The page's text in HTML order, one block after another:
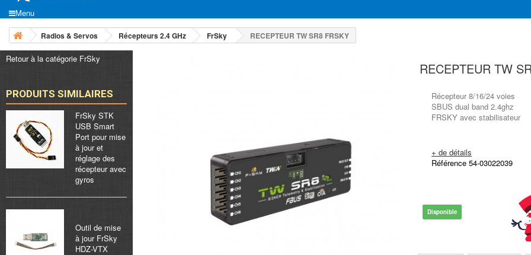
Menu
Radios & Servos Récepteurs 2.4 GHz FrSky RECEPTEUR TW SR8 FRSKY
Retour à la catégorie FrSky
PRODUITS SIMILAIRES
FrSky STK
USB Smart
Port pour mise
à jour et
réglage des
récepteur avec
gyros
Outil de mise
à jour FrSky
HDZ-VTX
RECEPTEUR TW
Récepteur 8/16/24 voies
SBUS dual band 2.4ghz
FRSKYavec stabilisateur
+ de détails
Référence 54-03022039
Disponible